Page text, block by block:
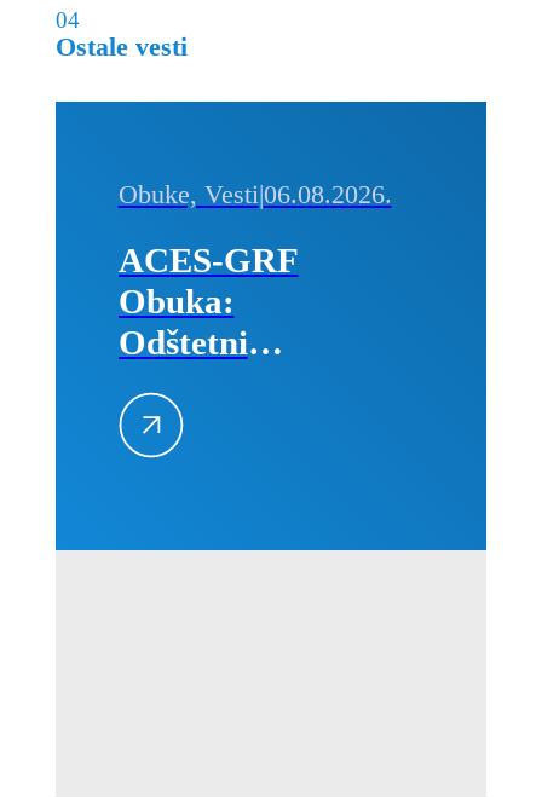
04
Ostale vesti
Obuke, Vesti|06.08.2026.
ACES-GRF
Obuka:
Odštetni
zahtevi na
građevinskim
projektima
Kvantifikacija